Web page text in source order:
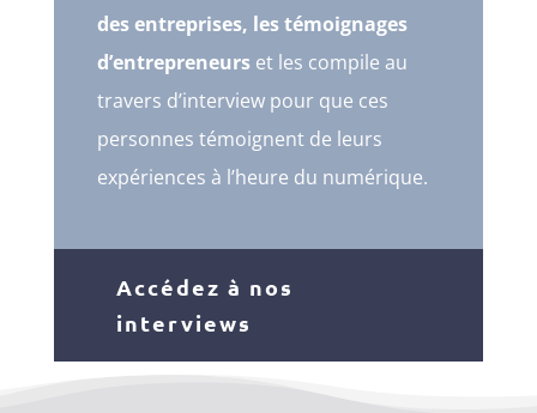
des entreprises, les témoignages
d’entrepreneurset les compile au
travers d’interview pour que ces
personnes témoignent de leurs
expériences à l’heure du numérique.
Accédez à nos
interviews